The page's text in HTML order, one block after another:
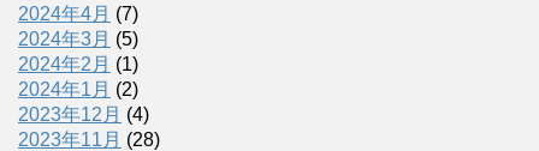
2024年4月 (7)
2024年3月 (5)
2024年2月 (1)
2024年1月 (2)
2023年12月 (4)
2023年11月 (28)